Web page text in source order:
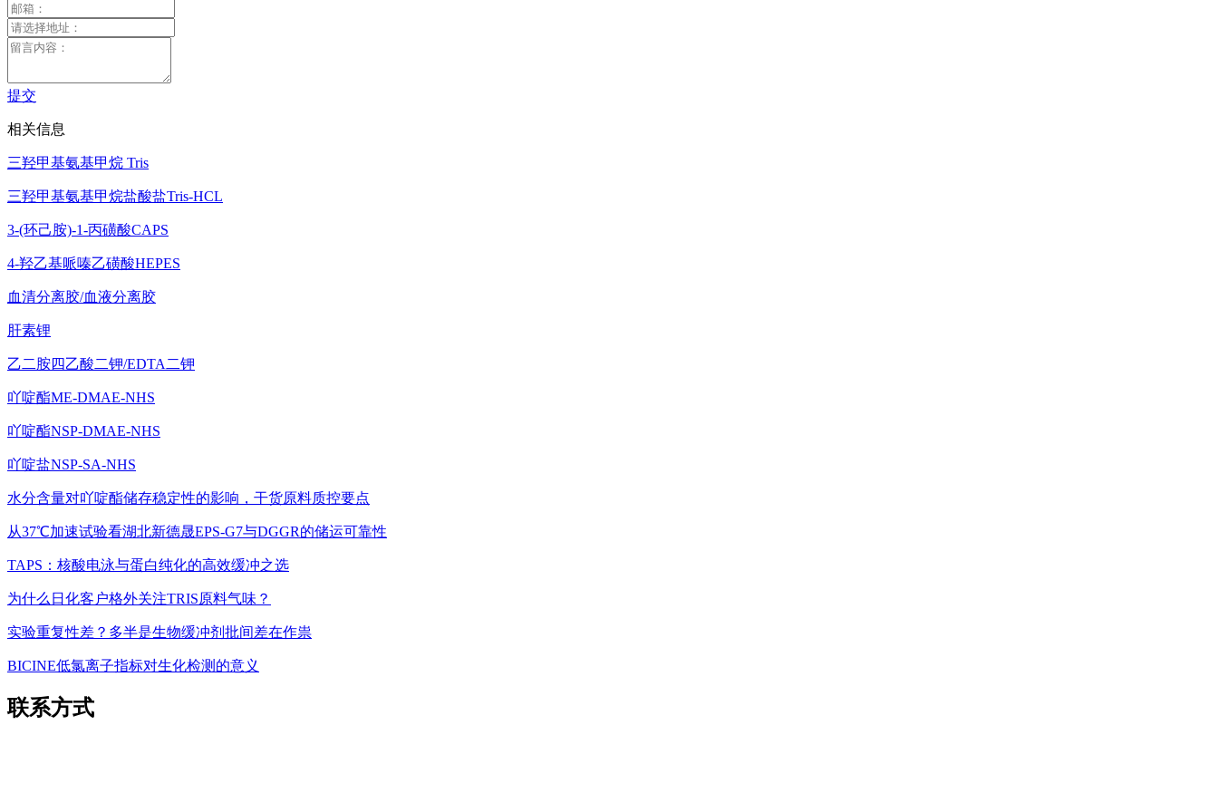
提交
相关信息
三羟甲基氨基甲烷 Tris
三羟甲基氨基甲烷盐酸盐Tris-HCL
3-(环己胺)-1-丙磺酸CAPS
4-羟乙基哌嗪乙磺酸HEPES
血清分离胶/血液分离胶
肝素锂
乙二胺四乙酸二钾/EDTA二钾
吖啶酯ME-DMAE-NHS
吖啶酯NSP-DMAE-NHS
吖啶盐NSP-SA-NHS
水分含量对吖啶酯储存稳定性的影响，干货原料质控要点
从37℃加速试验看湖北新德晟EPS-G7与DGGR的储运可靠性
TAPS：核酸电泳与蛋白纯化的高效缓冲之选
为什么日化客户格外关注TRIS原料气味？
实验重复性差？多半是生物缓冲剂批间差在作祟
BICINE低氯离子指标对生化检测的意义
联系方式